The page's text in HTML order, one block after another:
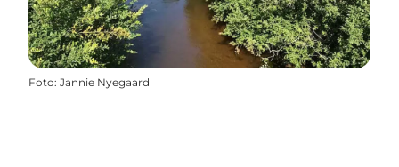
Foto: Jannie Nyegaard